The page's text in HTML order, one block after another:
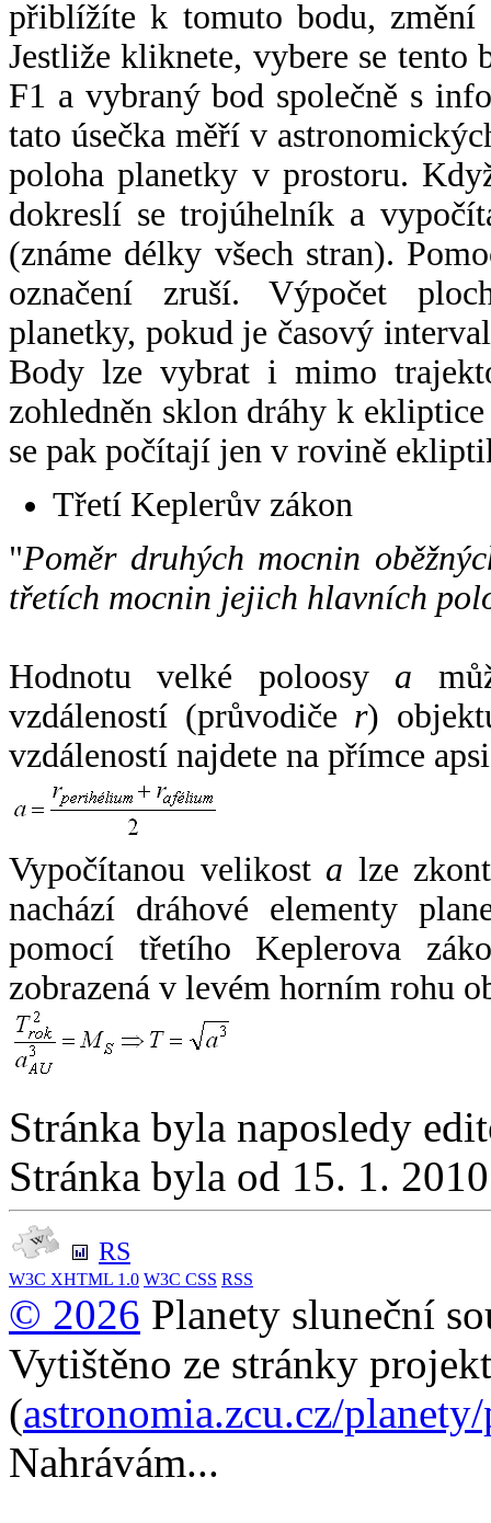
přiblížíte k tomuto bodu,
Jestliže kliknete, vybere se tento
F1 a vybraný bod společně s
tato úsečka měří v
poloha planetky v prostoru.
dokreslí se trojúhelník a
(známe délky všech stran).
označení zruší. Výpočet
planetky, pokud je časový
Body lze vybrat i mimo
zohledněn sklon dráhy k
se pak počítají jen v rovině
Třetí Keplerův zákon
"Poměr druhých mocnin
třetích mocnin jejich hlavních
Hodnotu velké poloosy a
vzdáleností (průvodiče r)
vzdáleností najdete na přímce
Vypočítanou velikost a lze
nachází dráhové elementy
pomocí třetího Keplerova
zobrazená v levém horním rohu
Stránka byla naposledy
Stránka byla od 15. 1.
RS
W3C XHTML 1.0 W3C CSS RSS
© 2026 Planety sluneční
Vytištěno ze stránky
(astronomia.zcu.cz/
Nahrávám...